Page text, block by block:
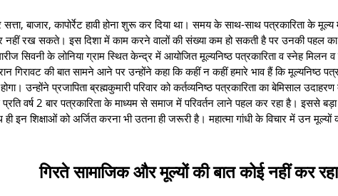
सत्ता, बाजार, कापोर्रेट हावी होना शुरू कर दिया था। समय के साथ-साथ पत्रकारिता के
नहीं रख सकते। इस दिशा में काम करने वालों की संख्या कम हो सकती है पर उनकी पहल
सिवनी के लोनिया ग्राम स्थित केन्द्र में आयोजित मूल्यनिष्ठ पत्रकारिता व स्नेह मिलन व
गिरावट की बात सामने आने पर उन्होंने कहा कि कहीं न कहीं हमारे भाव हैं कि मूल्यनिष्ठ
उन्होंने प्रजापिता ब्रह्मकुमारी परिवार को कर्तव्यनिष्ठ पत्रकारिता का बेमिसाल
वर्ष 2 बार पत्रकारिता के माध्यम से समाज में परिवर्तन लाने पहल कर रहा है। इससे बड़ा
शिक्षाओं को अर्जित करना भी उतना ही जरूरी है। महात्मा गांधी के विचार में उन मूल्यों
गिरते सामाजिक और मूल्यों की बात कोई नहीं कर